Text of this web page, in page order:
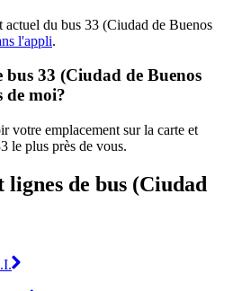
actuel du bus 33 (Ciudad de Buenos
l'appli.
bus 33 (Ciudad de Buenos
de moi?
votre emplacement sur la carte et
le plus près de vous.
de bus (Ciudad